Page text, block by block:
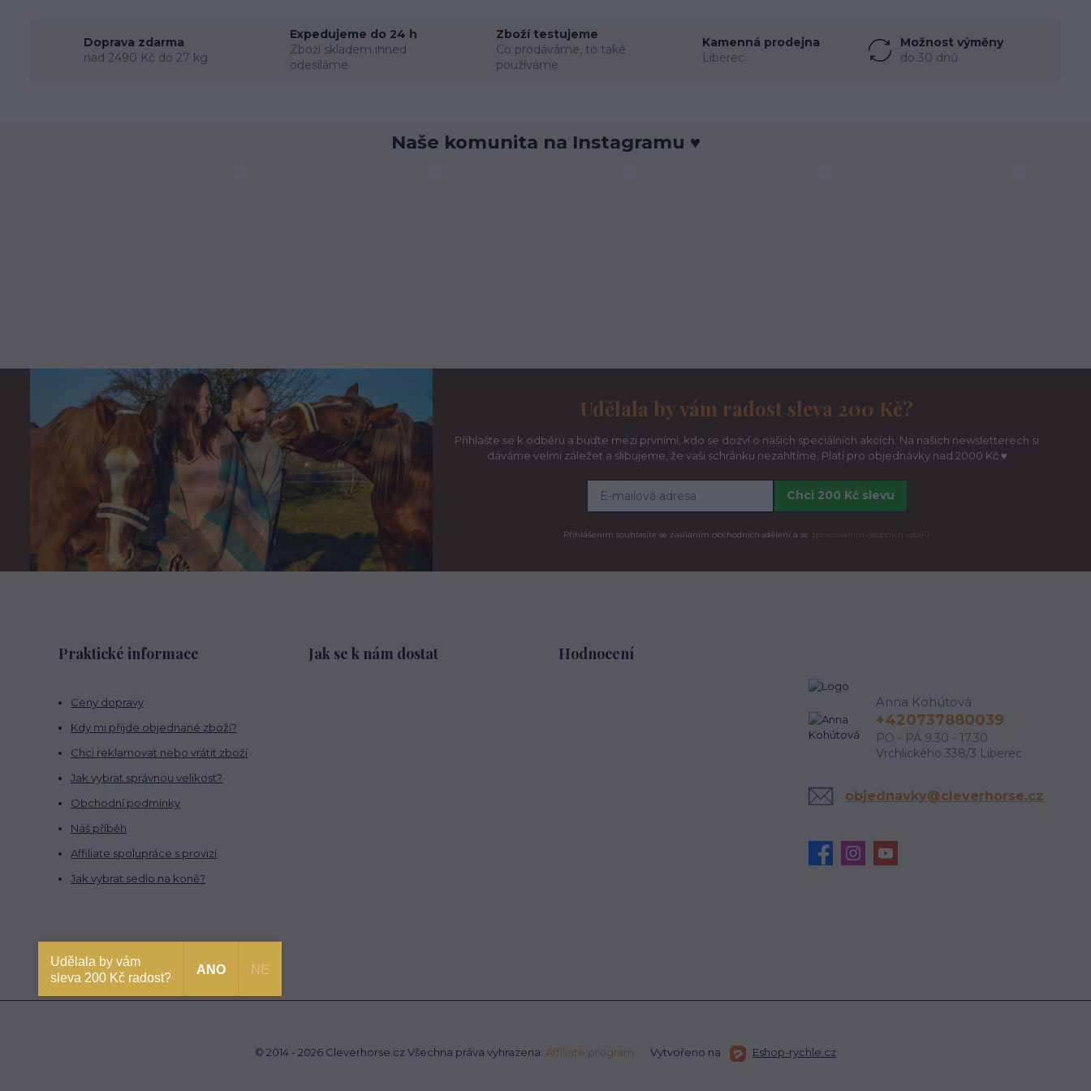
Doprava zdarma
nad 2490 Kč do 27 kg
Expedujeme do 24 h
Zboží skladem ihned
odesíláme
Zboží testujeme
Co prodáváme, to také
používáme
Kamenná prodejna
Liberec
Možnost výměny
do 30 dnů
Naše komunita na Instagramu ♥
Udělala by vám radost sleva 200 Kč?
Přihlašte se k odběru a buďte mezi prvními, kdo se dozví o našich speciálních akcích. Na našich newsletterech si
dáváme velmi záležet a slibujeme, že vaši schránku nezahltíme. Platí pro objednávky nad 2000 Kč ♥
Chci 200 Kč slevu
Přihlášením souhlasíte se zasíláním obchodních sdělení a se zpracováním osobních údajů.
Praktické informace
Ceny dopravy
Kdy mi přijde objednané zboží?
Chci reklamovat nebo vrátit zboží
Jak vybrat správnou velikost?
Obchodní podmínky
Náš příběh
Affiliate spolupráce s provizí
Jak vybrat sedlo na koně?
Jak se k nám dostat Hodnocení
Anna Kohútová
+420737880039
PO - PÁ 9.30 - 17.30
Vrchlického 338/3 Liberec
objednavky@cleverhorse.cz
© 2014 - 2026 Cleverhorse.cz Všechna práva vyhrazena. Affiliate program Vytvořeno na Eshop-rychle.cz
Udělala by vám
sleva 200 Kč radost?
ANO NE